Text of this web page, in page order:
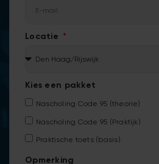
Locatie
Kies een pakket
Nascholing Code 95 (theorie)
Nascholing Code 95 (Praktijk)
Praktische toets (basis)
Opmerking